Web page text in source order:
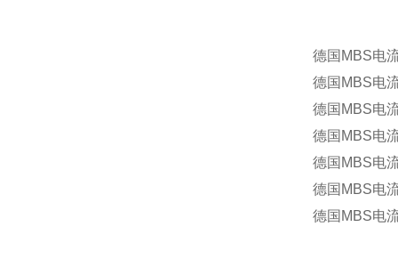
德国MBS电
德国MBS电
德国MBS电
德国MBS电
德国MBS电
德国MBS电
德国MBS电